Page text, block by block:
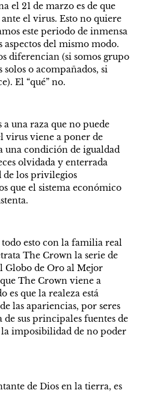
el 21 de marzo es de que
ante el virus. Esto no quiere
este periodo de inmensa
aspectos del mismo modo.
diferencian (si somos grupo
o acompañados, si
El “qué” no.
una raza que no puede
virus viene a poner de
una condición de igualdad
olvidada y enterrada
de los privilegios
que el sistema económico
esto con la familia real
The Crown la serie de
Globo de Oro al Mejor
The Crown viene a
es que la realeza está
las apariencias, por seres
de sus principales fuentes de
la imposibilidad de no poder
de Dios en la tierra, es